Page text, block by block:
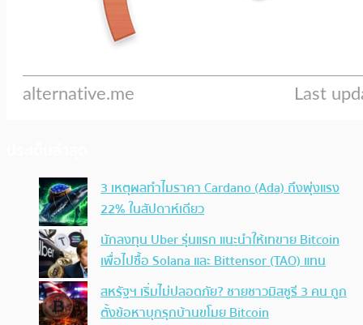
3 เหตุผลทำไมราคา Cardano (Ada) ถึงพุ่งแรง
22% ในสัปดาห์เดียว
นักลงทุน Uber รุ่นแรก แนะนำให้เทขาย Bitcoin
เพื่อไปซื้อ Solana และ Bittensor (TAO) แทน
สหรัฐฯ เริ่มไม่ปลอดภัย? ชายชาวมิสซูรี 3 คน ถูก
ตั้งข้อหาบุกรุกบ้านขโมย Bitcoin